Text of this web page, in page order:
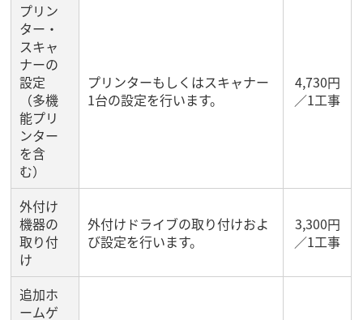
プリン
ター・
スキャ
ナーの
設定
（多機
能プリ
ンター
を含
む）
プリンターもしくはスキャナー
1台の設定を行います。
4,730円
／1工事
外付け
機器の
取り付
け
外付けドライブの取り付けおよ
び設定を行います。
3,300円
／1工事
追加ホ
ームゲ